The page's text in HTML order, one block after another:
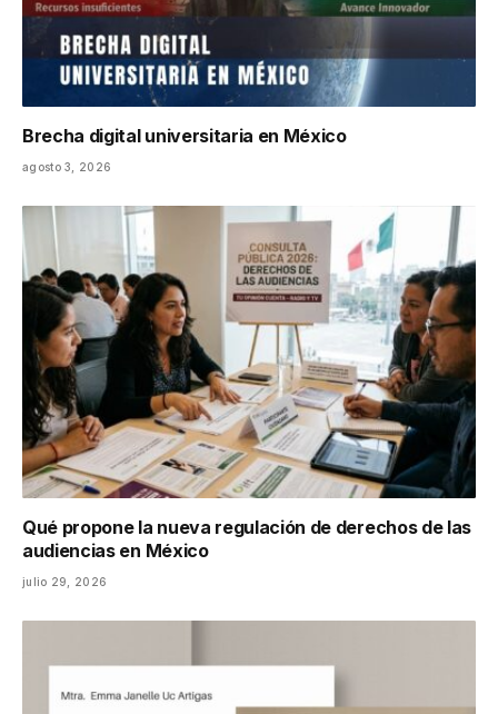
Brecha digital universitaria en México
agosto 3, 2026
Qué propone la nueva regulación de derechos de las
audiencias en México
julio 29, 2026